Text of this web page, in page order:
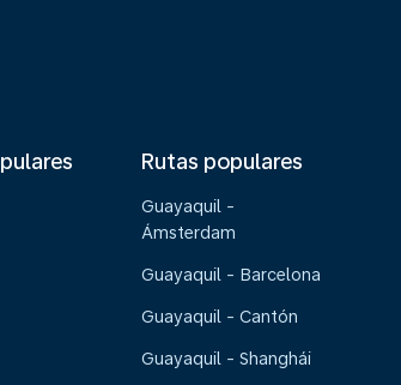
Rutas populares
Guayaquil -
Ámsterdam
Guayaquil - Barcelona
Guayaquil - Cantón
Guayaquil - Shanghái